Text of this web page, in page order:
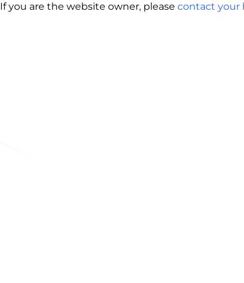
If you are the website owner, please contact your